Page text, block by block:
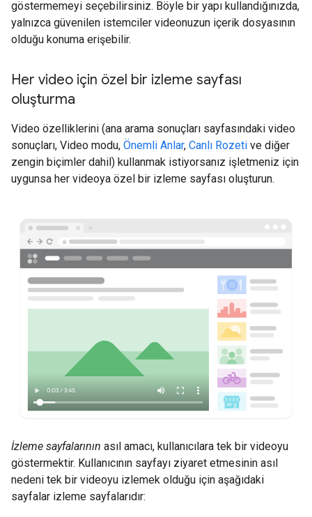
göstermemeyi seçebilirsiniz. Böyle bir yapı kullandığınızda,
yalnızca güvenilen istemciler videonuzun içerik dosyasının
olduğu konuma erişebilir.
Her video için özel bir izleme sayfası
oluşturma
Video özelliklerini (ana arama sonuçları sayfasındaki video
sonuçları, Video modu, Önemli Anlar, Canlı Rozeti ve diğer
zengin biçimler dahil) kullanmak istiyorsanız işletmeniz için
uygunsa her videoya özel bir izleme sayfası oluşturun.
İzleme sayfalarının asıl amacı, kullanıcılara tek bir videoyu
göstermektir. Kullanıcının sayfayı ziyaret etmesinin asıl
nedeni tek bir videoyu izlemek olduğu için aşağıdaki
sayfalar izleme sayfalarıdır: